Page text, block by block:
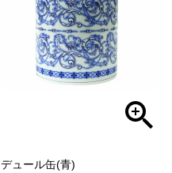
デュール缶(青)